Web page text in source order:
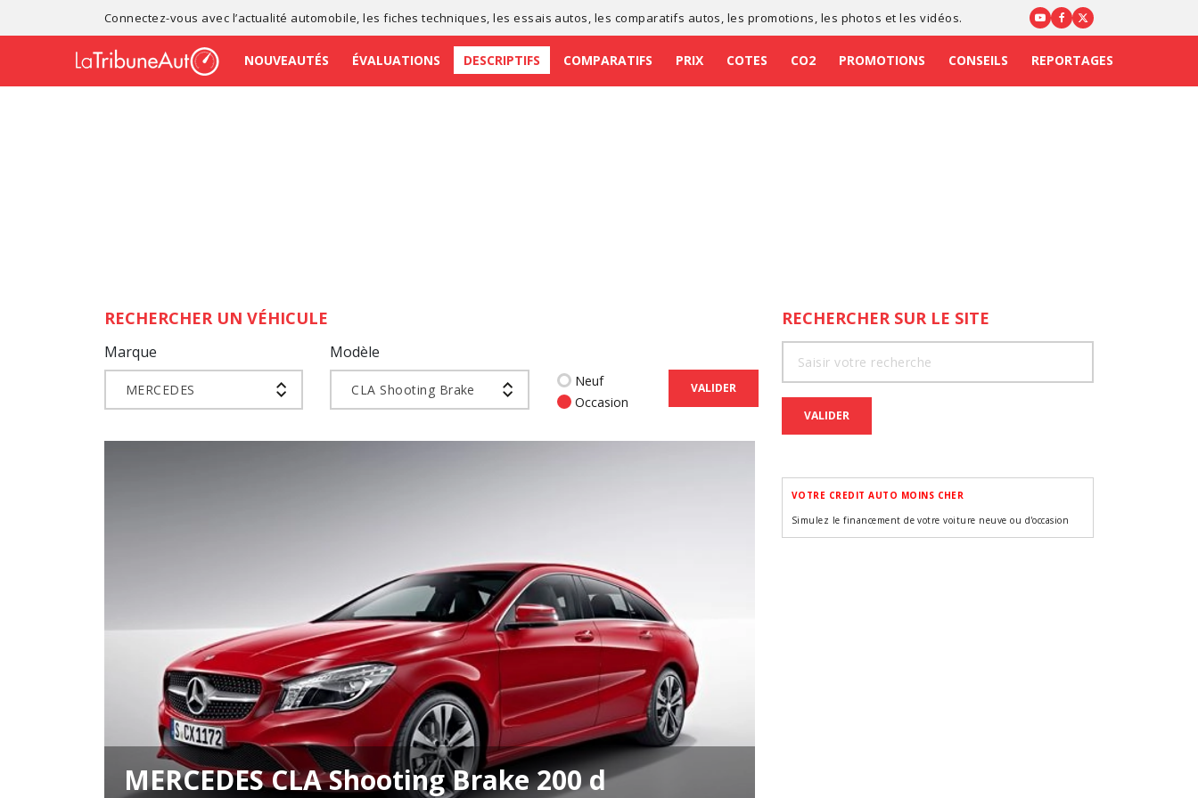
Connectez-vous avec l’actualité automobile , lesfiches techniques , lesessais autos , les comparatifs autos , les promotions , les photos et les vidéos.
NOUVEAUTÉS ÉVALUATIONS DESCRIPTIFS COMPARATIFS PRIX COTES CO2 PROMOTIONS CONSEILS REPORTAGES
RECHERCHER UN VÉHICULE
Marque
MERCEDES
Modèle
CLA Shooting Brake
Neuf
Occasion
VALIDER
MERCEDES CLA Shooting Brake 200 d
RECHERCHER SUR LE SITE
VALIDER
VOTRE CREDIT AUTO MOINS CHER
Simulez le financement de votre voiture neuve ou d'occasion